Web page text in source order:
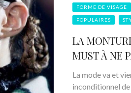
FORME DE VISAGE
POPULAIRES
LA
MUST À NE
La mode va et
inconditionnel